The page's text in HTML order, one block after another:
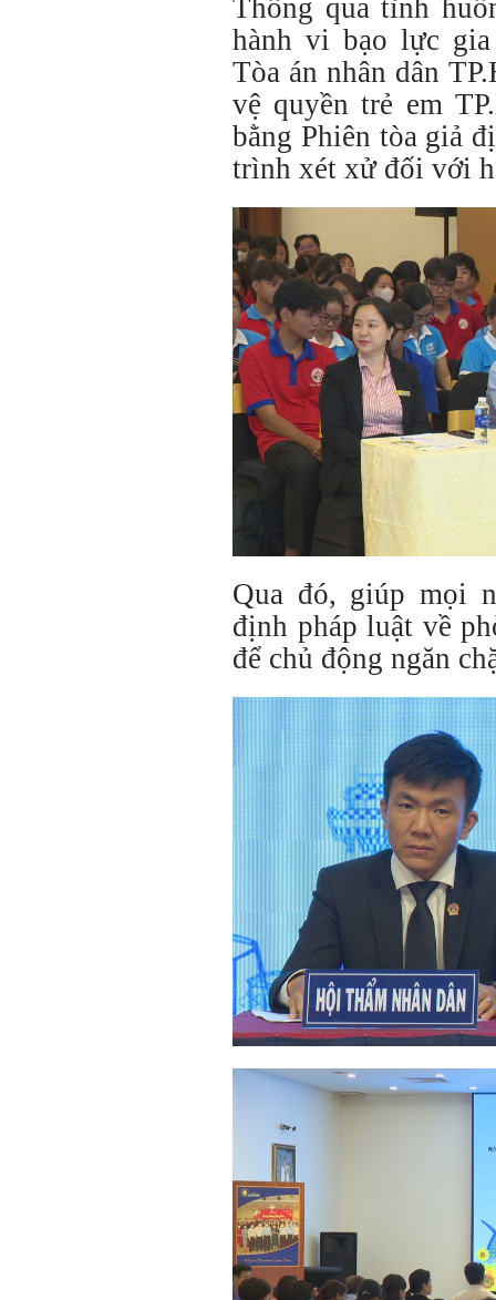
Thông qua tình
hành vi bạo lực
Tòa án nhân dân
vệ quyền trẻ em
bằng Phiên tòa giả
trình xét xử đối với
Qua đó, giúp mọi
định pháp luật về
để chủ động ngăn